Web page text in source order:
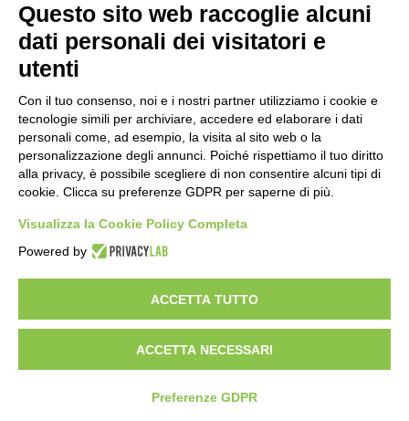
Un nuovo modello di IA stima il volume
dei ghiacciai del pianeta
17 ore fa
Manutenzione strade, nel biennio
2026-27 investiti 56 milioni
1 giorno fa
Il codice segreto dei neuroni: la
memoria della nascita che costruisce il
2 giorni fa
Visibileweb - IT03270560802 - info@cronacamilano.it
Privacy Policy
Questo sito web raccoglie alcuni
dati personali dei visitatori e
utenti
Con il tuo consenso, noi e i nostri partner utilizziamo i cookie e
tecnologie simili per archiviare, accedere ed elaborare i dati
personali come, ad esempio, la visita al sito web o la
personalizzazione degli annunci. Poiché rispettiamo il tuo diritto
alla privacy, è possibile scegliere di non consentire alcuni tipi di
cookie. Clicca su preferenze GDPR per saperne di più.
Visualizza la Cookie Policy Completa
Powered by
ACCETTA TUTTO
ACCETTA NECESSARI
Preferenze GDPR